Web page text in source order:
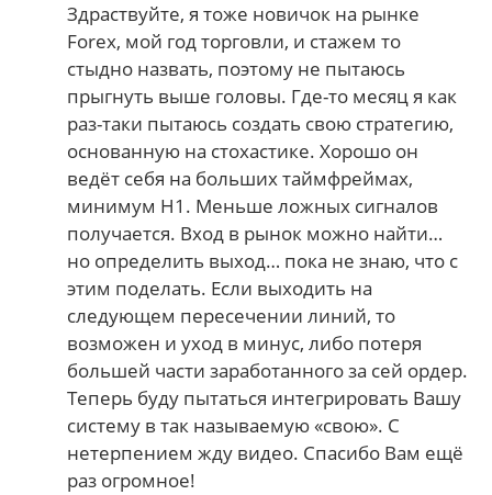
Здраствуйте, я тоже новичок на рынке
Forex, мой год торговли, и стажем то
стыдно назвать, поэтому не пытаюсь
прыгнуть выше головы. Где-то месяц я как
раз-таки пытаюсь создать свою стратегию,
основанную на стохастике. Хорошо он
ведёт себя на больших таймфреймах,
минимум Н1. Меньше ложных сигналов
получается. Вход в рынок можно найти…
но определить выход… пока не знаю, что с
этим поделать. Если выходить на
следующем пересечении линий, то
возможен и уход в минус, либо потеря
большей части заработанного за сей ордер.
Теперь буду пытаться интегрировать Вашу
систему в так называемую «свою». С
нетерпением жду видео. Спасибо Вам ещё
раз огромное!